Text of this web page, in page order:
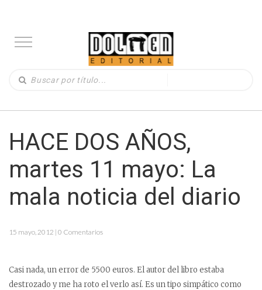
HACE DOS AÑOS,
martes 11 mayo: La
mala noticia del diario
15 mayo, 2012 | 0 Comentarios
Casi nada, un error de 5500 euros. El autor del libro estaba
destrozado y me ha roto el verlo así. Es un tipo simpático como